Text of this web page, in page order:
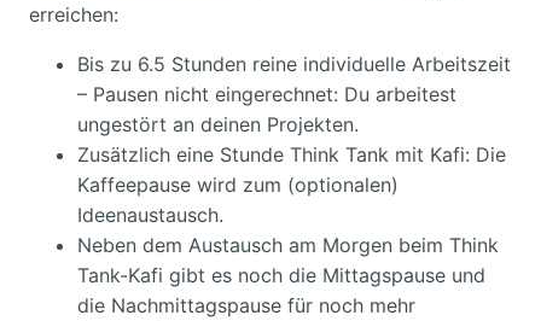
erreichen:
Bis zu 6.5 Stunden reine individuelle Arbeitszeit
– Pausen nicht eingerechnet: Du arbeitest
ungestört an deinen Projekten.
Zusätzlich eine Stunde Think Tank mit Kafi: Die
Kaffeepause wird zum (optionalen)
Ideenaustausch.
Neben dem Austausch am Morgen beim Think
Tank-Kafi gibt es noch die Mittagspause und
die Nachmittagspause für noch mehr